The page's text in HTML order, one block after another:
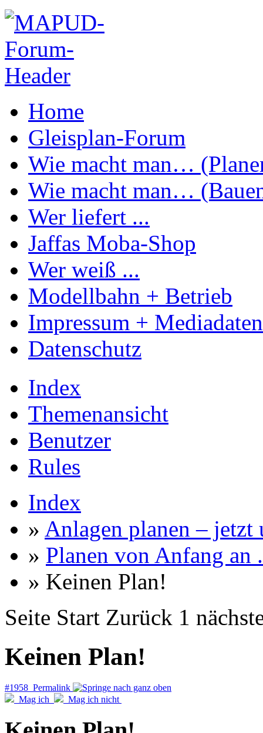
Home
Gleisplan-Forum
Wie macht man…
Wie macht man…
Wer liefert ...
Jaffas Moba-Shop
Wer weiß ...
Modellbahn + Betrieb
Impressum + Mediadaten
Datenschutz
Index
Themenansicht
Benutzer
Rules
Index
» Anlagen planen – jetzt
» Planen von Anfang an
» Keinen Plan!
Seite Start Zurück 1
Keinen Plan!
#1958 Permalink
Mag ich
Mag ich nicht